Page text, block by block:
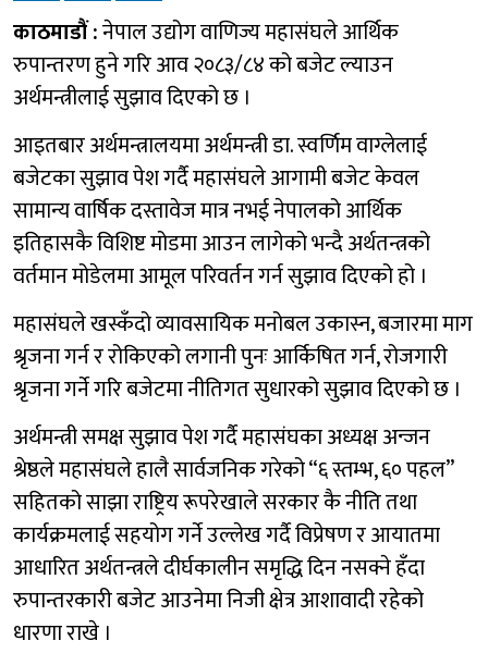
काठमाडौं :नेपाल उद्योग वाणिज्य महासंघले आर्थिक
रुपान्तरण हुने गरि आव २०८३/८४ को बजेट ल्याउन
अर्थमन्त्रीलाई सुझाव दिएको छ ।
आइतबार अर्थमन्त्रालयमा अर्थमन्त्री डा. स्वर्णिम वाग्लेलाई
बजेटका सुझाव पेश गर्दै महासंघले आगामी बजेट केवल
सामान्य वार्षिक दस्तावेज मात्र नभई नेपालको आर्थिक
इतिहासकै विशिष्ट मोडमा आउन लागेको भन्दै अर्थतन्त्रको
वर्तमान मोडेलमा आमूल परिवर्तन गर्न सुझाव दिएको हो ।
महासंघले खस्कँदो व्यावसायिक मनोबल उकास्न, बजारमा माग
श्रृजना गर्न र रोकिएको लगानी पुनः आर्किषित गर्न, रोजगारी
श्रृजना गर्ने गरि बजेटमा नीतिगत सुधारको सुझाव दिएको छ ।
अर्थमन्त्री समक्ष सुझाव पेश गर्दै महासंघका अध्यक्ष अन्जन
श्रेष्ठले महासंघले हालै सार्वजनिक गरेको “६ स्तम्भ, ६० पहल”
सहितको साझा राष्ट्रिय रूपरेखाले सरकार कै नीति तथा
कार्यक्रमलाई सहयोग गर्ने उल्लेख गर्दै विप्रेषण र आयातमा
आधारित अर्थतन्त्रले दीर्घकालीन समृद्धि दिन नसक्ने हँदा
रुपान्तरकारी बजेट आउनेमा निजी क्षेत्र आशावादी रहेको
धारणा राखे ।